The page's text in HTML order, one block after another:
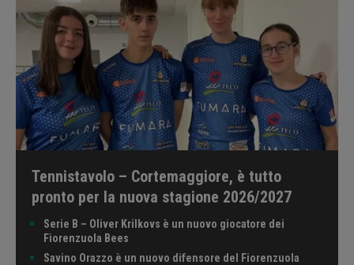
Tennistavolo – Cortemaggiore, è tutto
pronto per la nuova stagione 2026/2027
Serie B – Oliver Krilkovs è un nuovo giocatore dei
Fiorenzuola Bees
Savino Orazzo è un nuovo difensore del Fiorenzuola